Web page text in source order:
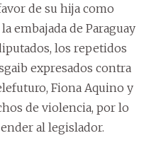
de su hija como
embajada de Paraguay
los repetidos
expresados contra
Fiona Aquino y
de violencia, por lo
al legislador.